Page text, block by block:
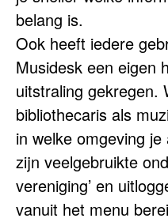
belang is.
Ook heeft iedere
Musidesk een eigen
uitstraling gekregen.
bibliothecaris als
in welke omgeving
zijn veelgebruikte
vereniging’ en
vanuit het menu